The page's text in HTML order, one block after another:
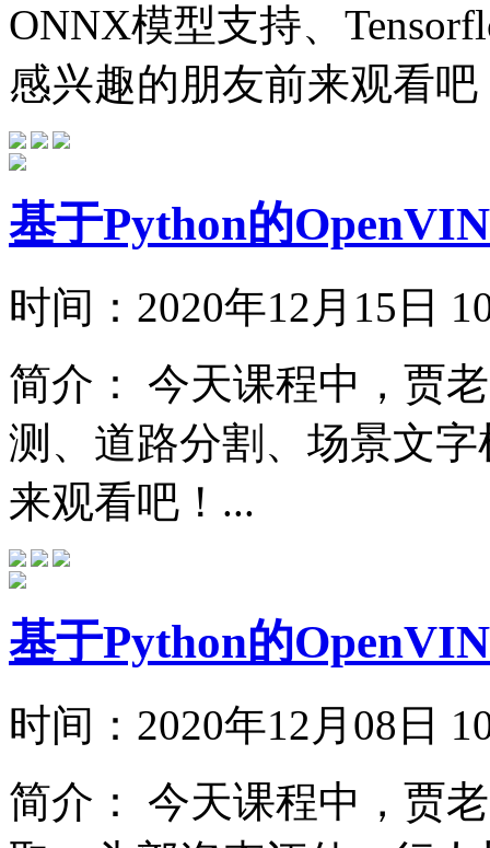
ONNX模型支持、
感兴趣的朋友前来观看吧
基于Python的
时间： 2020年12月15
简介：
今天课程中，贾
测、道路分割、场景文
来观看吧！...
基于Python的
时间： 2020年12月08
简介：
今天课程中，贾